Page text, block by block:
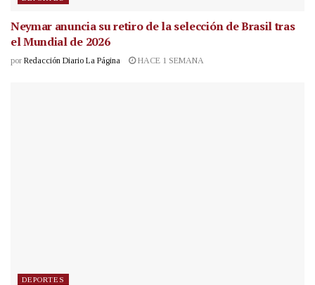
Neymar anuncia su retiro de la selección de Brasil tras
el Mundial de 2026
por Redacción Diario La Página HACE 1 SEMANA
DEPORTES